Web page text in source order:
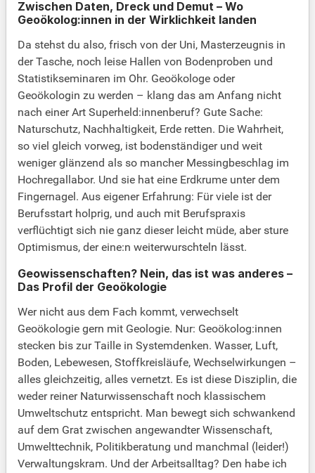
Zwischen Daten, Dreck und Demut – Wo
Geoökolog:innen in der Wirklichkeit landen
Da stehst du also, frisch von der Uni, Masterzeugnis in
der Tasche, noch leise Hallen von Bodenproben und
Statistikseminaren im Ohr. Geoökologe oder
Geoökologin zu werden – klang das am Anfang nicht
nach einer Art Superheld:innenberuf? Gute Sache:
Naturschutz, Nachhaltigkeit, Erde retten. Die Wahrheit,
so viel gleich vorweg, ist bodenständiger und weit
weniger glänzend als so mancher Messingbeschlag im
Hochregallabor. Und sie hat eine Erdkrume unter dem
Fingernagel. Aus eigener Erfahrung: Für viele ist der
Berufsstart holprig, und auch mit Berufspraxis
verflüchtigt sich nie ganz dieser leicht müde, aber sture
Optimismus, der eine:n weiterwurschteln lässt.
Geowissenschaften? Nein, das ist was anderes –
Das Profil der Geoökologie
Wer nicht aus dem Fach kommt, verwechselt
Geoökologie gern mit Geologie. Nur: Geoökolog:innen
stecken bis zur Taille in Systemdenken. Wasser, Luft,
Boden, Lebewesen, Stoffkreisläufe, Wechselwirkungen –
alles gleichzeitig, alles vernetzt. Es ist diese Disziplin, die
weder reiner Naturwissenschaft noch klassischem
Umweltschutz entspricht. Man bewegt sich schwankend
auf dem Grat zwischen angewandter Wissenschaft,
Umwelttechnik, Politikberatung und manchmal (leider!)
Verwaltungskram. Und der Arbeitsalltag? Den habe ich